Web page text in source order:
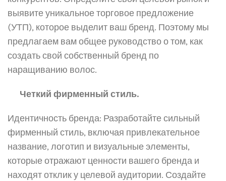
выявите уникальное торговое предложение
(УТП), которое выделит ваш бренд. Поэтому мы
предлагаем вам общее руководство о том, как
создать свой собственный бренд по
наращиванию волос.
Четкий фирменный стиль.
Идентичность бренда: Разработайте сильный
фирменный стиль, включая привлекательное
название, логотип и визуальные элементы,
которые отражают ценности вашего бренда и
находят отклик у целевой аудитории. Создайте